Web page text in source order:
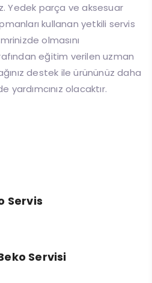
Yedek parça ve aksesuar
kullanan yetkili servis
olmasını
eğitim verilen uzman
destek ile ürününüz daha
yardımcınız olacaktır.
Servis
Servisi